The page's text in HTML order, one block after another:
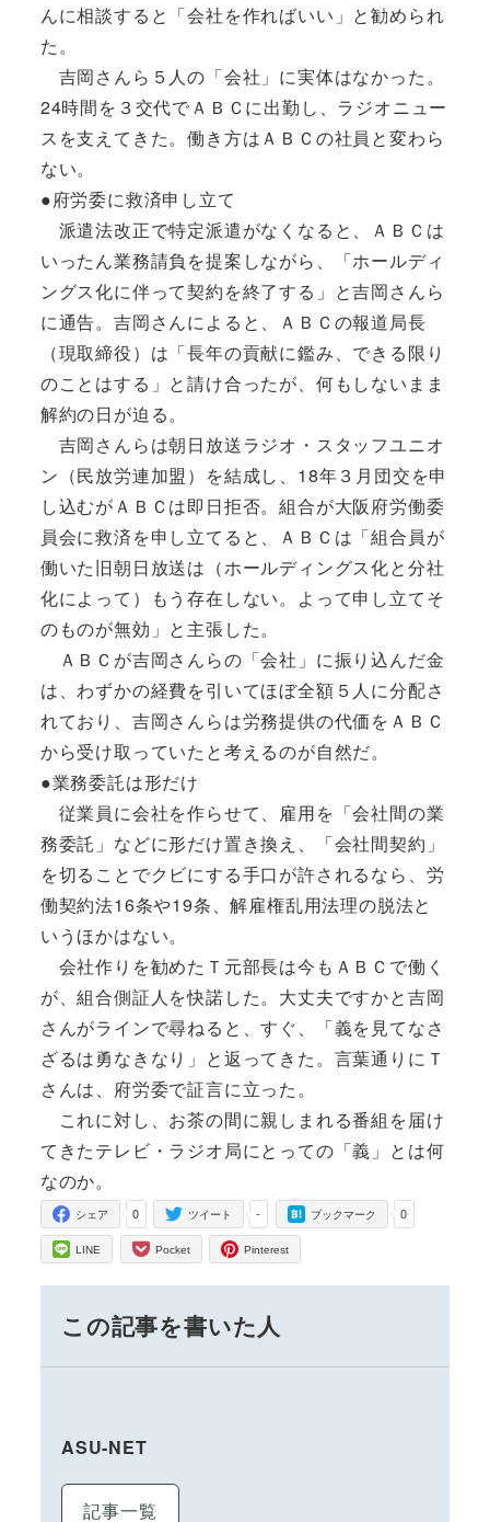
んに相談すると「会社を作ればいい」と勧められ
た。
吉岡さんら５人の「会社」に実体はなかった。
24時間を３交代でＡＢＣに出勤し、ラジオニュー
スを支えてきた。働き方はＡＢＣの社員と変わら
ない。
●府労委に救済申し立て
派遣法改正で特定派遣がなくなると、ＡＢＣは
いったん業務請負を提案しながら、「ホールディ
ングス化に伴って契約を終了する」と吉岡さんら
に通告。吉岡さんによると、ＡＢＣの報道局長
（現取締役）は「長年の貢献に鑑み、できる限り
のことはする」と請け合ったが、何もしないまま
解約の日が迫る。
吉岡さんらは朝日放送ラジオ・スタッフユニオ
ン（民放労連加盟）を結成し、18年３月団交を申
し込むがＡＢＣは即日拒否。組合が大阪府労働委
員会に救済を申し立てると、ＡＢＣは「組合員が
働いた旧朝日放送は（ホールディングス化と分社
化によって）もう存在しない。よって申し立てそ
のものが無効」と主張した。
ＡＢＣが吉岡さんらの「会社」に振り込んだ金
は、わずかの経費を引いてほぼ全額５人に分配さ
れており、吉岡さんらは労務提供の代価をＡＢＣ
から受け取っていたと考えるのが自然だ。
●業務委託は形だけ
従業員に会社を作らせて、雇用を「会社間の業
務委託」などに形だけ置き換え、「会社間契約」
を切ることでクビにする手口が許されるなら、労
働契約法16条や19条、解雇権乱用法理の脱法と
いうほかはない。
会社作りを勧めたＴ元部長は今もＡＢＣで働く
が、組合側証人を快諾した。大丈夫ですかと吉岡
さんがラインで尋ねると、すぐ、「義を見てなさ
ざるは勇なきなり」と返ってきた。言葉通りにＴ
さんは、府労委で証言に立った。
これに対し、お茶の間に親しまれる番組を届け
てきたテレビ・ラジオ局にとっての「義」とは何
なのか。
0
シェア -
ツイート 0
ブックマーク
LINE Pocket Pinterest
この記事を書いた人
ASU-NET
記事一覧